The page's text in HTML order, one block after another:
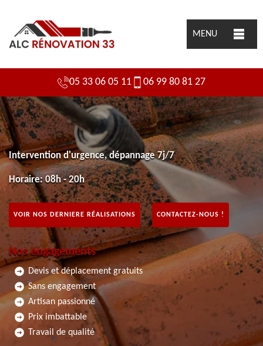
MENU
05 33 06 05 11 06 99 80 81 27
Intervention d'urgence, dépannage 7j/7
Horaire: 08h - 20h
VOIR NOS DERNIERE RÉALISATIONS CONTACTEZ-NOUS !
Nos engagements
Devis et déplacement gratuits
Sans engagement
Artisan passionné
Prix imbattable
Travail de qualité